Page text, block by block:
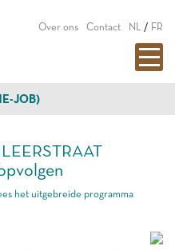
Over ons Contact NL / FR
JOB)
het uitgebreide programma